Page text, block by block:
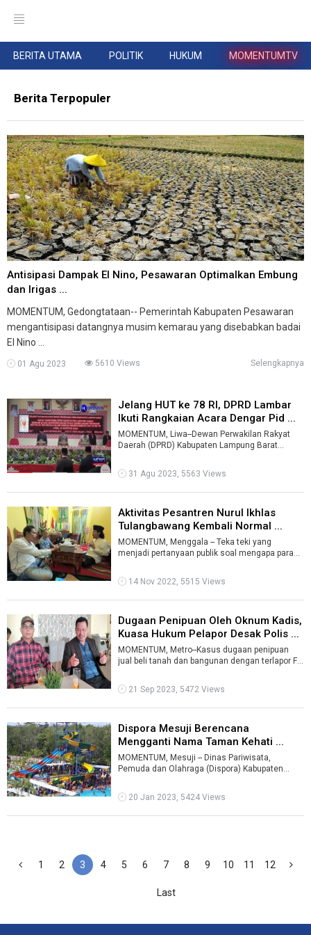
BERITA UTAMA POLITIK HUKUM MOMENTUMTV
Berita Terpopuler
Antisipasi Dampak El Nino, Pesawaran Optimalkan Embung
dan Irigas ...
MOMENTUM, Gedongtataan-- Pemerintah Kabupaten Pesawaran
mengantisipasi datangnya musim kemarau yang disebabkan badai
El Nino ...
01 Agu 2023 5610 Views Selengkapnya
Jelang HUT ke 78 RI, DPRD Lambar
Ikuti Rangkaian Acara Dengar Pid ...
MOMENTUM, Liwa--Dewan Perwakilan Rakyat
Daerah (DPRD) Kabupaten Lampung Barat
Kenega ...
31 Agu 2023, 5563 Views
Aktivitas Pesantren Nurul Ikhlas
Tulangbawang Kembali Normal ...
MOMENTUM, Menggala -- Teka teki yang
menjadi pertanyaan publik soal mengapa para
14 Nov 2022, 5515 Views
Dugaan Penipuan Oleh Oknum Kadis,
Kuasa Hukum Pelapor Desak Polis ...
MOMENTUM, Metro--Kasus dugaan penipuan
jual beli tanah dan bangunan dengan terlapor F
21 Sep 2023, 5472 Views
Dispora Mesuji Berencana
Mengganti Nama Taman Kehati ...
MOMENTUM, Mesuji -- Dinas Pariwisata,
Pemuda dan Olahraga (Dispora) Kabupaten
Keanekara ...
20 Jan 2023, 5424 Views
1 2 3 4 5 6 7 8 9 10 11 12
Last